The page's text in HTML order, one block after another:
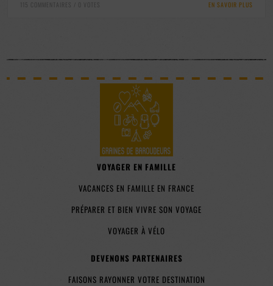
115 COMMENTAIRES / 0 VOTES EN SAVOIR PLUS
VOYAGER EN FAMILLE
VACANCES EN FAMILLE EN FRANCE
PRÉPARER ET BIEN VIVRE SON VOYAGE
VOYAGER À VÉLO
DEVENONS PARTENAIRES
FAISONS RAYONNER VOTRE DESTINATION